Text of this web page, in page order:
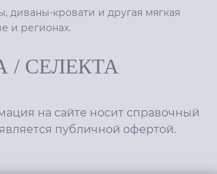
диваны-кровати и другая мягкая
и регионах.
/ СЕЛЕКТА
на сайте носит справочный
публичной офертой.